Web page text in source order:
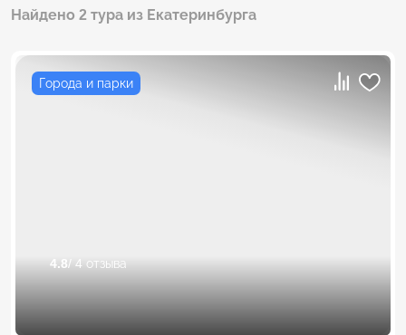
Найдено 2 тура из Екатеринбурга
Города и парки
4.8/ 4 отзыва